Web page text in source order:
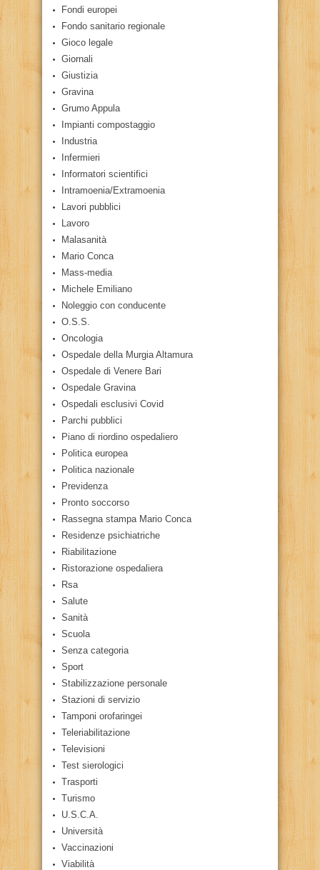
Fondi europei
Fondo sanitario regionale
Gioco legale
Giornali
Giustizia
Gravina
Grumo Appula
Impianti compostaggio
Industria
Infermieri
Informatori scientifici
Intramoenia/Extramoenia
Lavori pubblici
Lavoro
Malasanità
Mario Conca
Mass-media
Michele Emiliano
Noleggio con conducente
O.S.S.
Oncologia
Ospedale della Murgia Altamura
Ospedale di Venere Bari
Ospedale Gravina
Ospedali esclusivi Covid
Parchi pubblici
Piano di riordino ospedaliero
Politica europea
Politica nazionale
Previdenza
Pronto soccorso
Rassegna stampa Mario Conca
Residenze psichiatriche
Riabilitazione
Ristorazione ospedaliera
Rsa
Salute
Sanità
Scuola
Senza categoria
Sport
Stabilizzazione personale
Stazioni di servizio
Tamponi orofaringei
Teleriabilitazione
Televisioni
Test sierologici
Trasporti
Turismo
U.S.C.A.
Università
Vaccinazioni
Viabilità